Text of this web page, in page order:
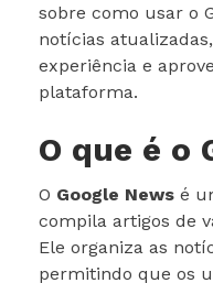
sobre como usar o
notícias
experiência e
plataforma.
O que é o
O Google News é
compila artigos de
Ele organiza as
permitindo que os